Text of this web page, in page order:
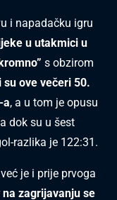
i napadačku igru
u utakmici u
s obzirom
su ove večeri 50.
a, a u tom je opusu
dok su u šest
razlika je 122:31.
već je i prije prvoga
na zagrijavanju se